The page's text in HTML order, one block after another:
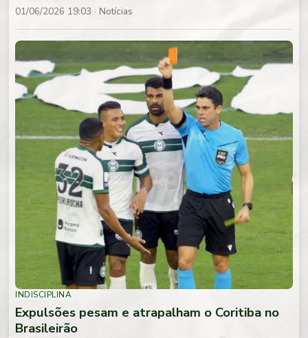
01/06/2026 19:03· Notícias
INDISCIPLINA
Expulsões pesam e atrapalham o Coritiba no
Brasileirão